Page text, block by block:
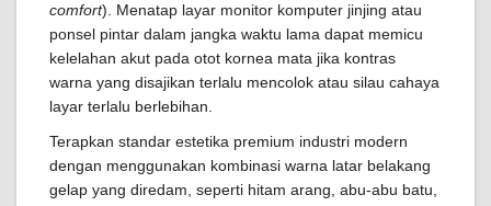
comfort). Menatap layar monitor komputer jinjing atau
ponsel pintar dalam jangka waktu lama dapat memicu
kelelahan akut pada otot kornea mata jika kontras
warna yang disajikan terlalu mencolok atau silau cahaya
layar terlalu berlebihan.
Terapkan standar estetika premium industri modern
dengan menggunakan kombinasi warna latar belakang
gelap yang diredam, seperti hitam arang, abu-abu batu,